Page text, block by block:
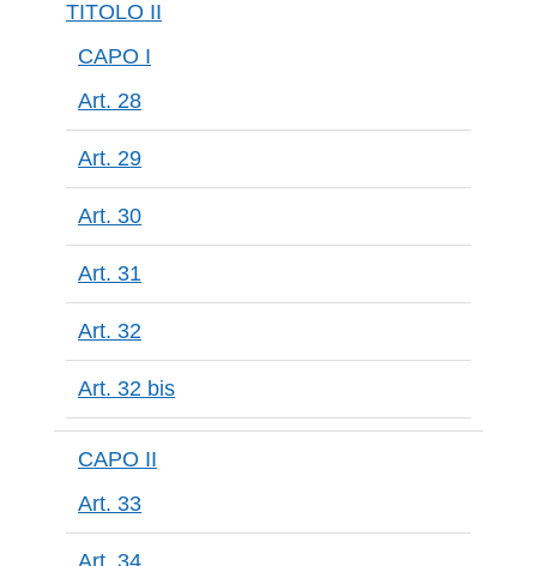
TITOLO II
CAPO I
Art. 28
Art. 29
Art. 30
Art. 31
Art. 32
Art. 32 bis
CAPO II
Art. 33
Art. 34